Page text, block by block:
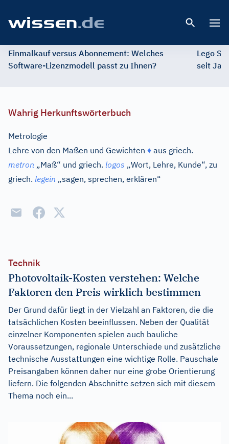
Einmalkauf versus Abonnement: Welches
Software-Lizenzmodell passt zu Ihnen?
Lego
seit
Wahrig Herkunftswörterbuch
Metrologie
Lehre von den Maßen und Gewichten ♦ aus griech.
metron „Maß“ und griech. logos „Wort, Lehre, Kunde“, zu
griech. legein „sagen, sprechen, erklären“
Technik
Photovoltaik-Kosten verstehen: Welche
Faktoren den Preis wirklich bestimmen
Der Grund dafür liegt in der Vielzahl an Faktoren, die die
tatsächlichen Kosten beeinflussen. Neben der Qualität
einzelner Komponenten spielen auch bauliche
Voraussetzungen, regionale Unterschiede und zusätzliche
technische Ausstattungen eine wichtige Rolle. Pauschale
Preisangaben können daher nur eine grobe Orientierung
liefern. Die folgenden Abschnitte setzen sich mit diesem
Thema noch ein...